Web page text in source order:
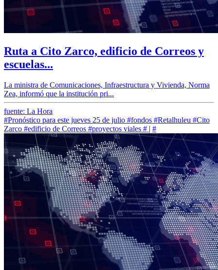
Ruta a Cito Zarco, edificio de Correos y
escuelas...
La ministra de Comunicaciones, Infraestructura y Vivienda, Norma
Zea, informó que la institución pri...
fuente: La Hora
#Pronóstico para este jueves 25 de julio #fondos #Retalhuleu #Cito
Zarco #edificio de Correos #proyectos viales # | #